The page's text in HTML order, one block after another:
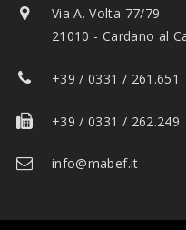
Via A. Volta 77/79
21010 - Cardano al
+39 / 0331 / 261.651
+39 / 0331 / 262.249
info@mabef.it